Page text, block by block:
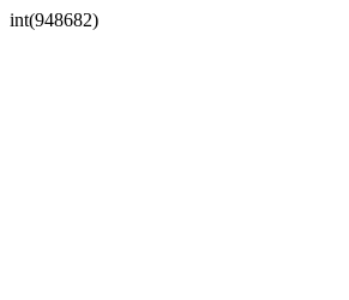
int(948682)